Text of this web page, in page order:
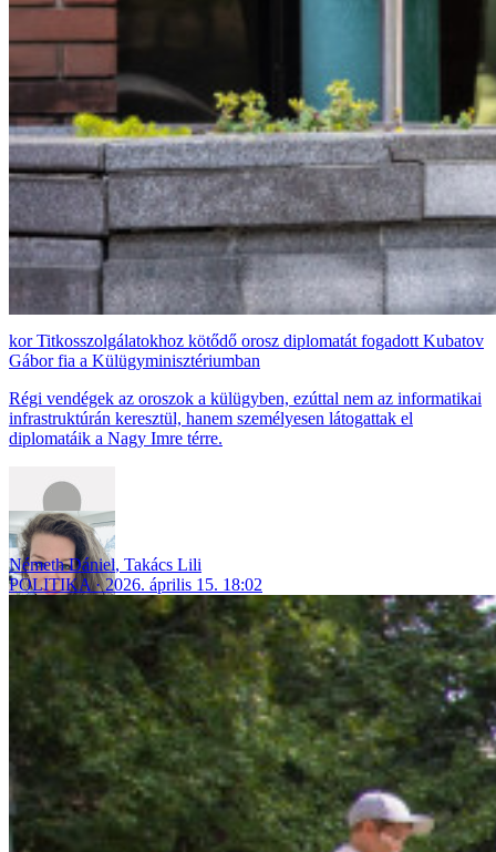
Titkosszolgálatokhoz kötődő orosz diplomatát fogadott Kubatov
Gábor fia a Külügyminisztériumban
Régi vendégek az oroszok a külügyben, ezúttal nem az informatikai
infrastruktúrán keresztül, hanem személyesen látogattak el
diplomatáik a Nagy Imre térre.
Németh Dániel, Takács Lili
POLITIKA
2026. április 15. 18:02